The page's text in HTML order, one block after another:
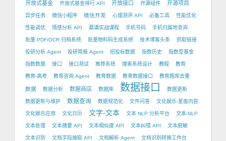
开放式基金 开放式基金排行 API 开放接口 开源组件 开源项目
异步任务 微信小程序 微信开发 心理测评 API 必备工具 性能优化
性能调优 情感分析 API 慕课实战课程 手机号码 手机归属地查询
批量 PDF/OCR 归档系统 批量物料码生成系统 技术博客头条 抓取链接
投研分析 Agent 投研简报 Agent 招投标数据 指数历史 指数型基金
指数数据 接口 接口测试 推荐系统 搜索系统设计 教程 教育
教育-高考 教育咨询 Agent 教育数据 教育数据接口 教育题库去重
数据 数据分析 数据商店 数据库 数据接口 数据更新
数据更新与维护 数据查询 数据规范化 文件问答 文化娱乐-星座内容
文化娱乐应用 文化日历 文字-文本 文本 NLP 分析平台 文本-NLP
文本处理 文本摘要 API 文本相似度 API 文本纠错 API 文本脱敏
文本识别 文档字段抽取 API 文档解析 Agent 文档识别转换工作台